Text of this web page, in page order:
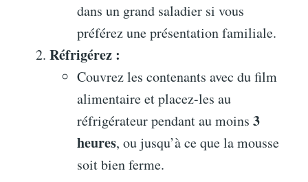
dans un grand saladier si vous
préférez une présentation familiale.
Réfrigérez :
Couvrez les contenants avec du film
alimentaire et placez-les au
réfrigérateur pendant au moins 3
heures, ou jusqu’à ce que la mousse
soit bien ferme.